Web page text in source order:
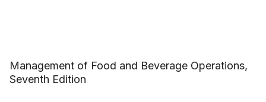
Management of Food and Beverage Operations,
Seventh Edition